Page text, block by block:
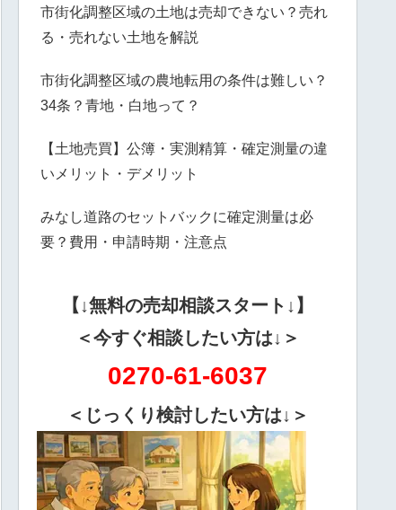
市街化調整区域の土地は売却できない？売れ
る・売れない土地を解説
市街化調整区域の農地転用の条件は難しい？
34条？青地・白地って？
【土地売買】公簿・実測精算・確定測量の違
いメリット・デメリット
みなし道路のセットバックに確定測量は必
要？費用・申請時期・注意点
【↓無料の売却相談スタート↓】
＜今すぐ相談したい方は↓＞
0270-61-6037
＜じっくり検討したい方は↓＞